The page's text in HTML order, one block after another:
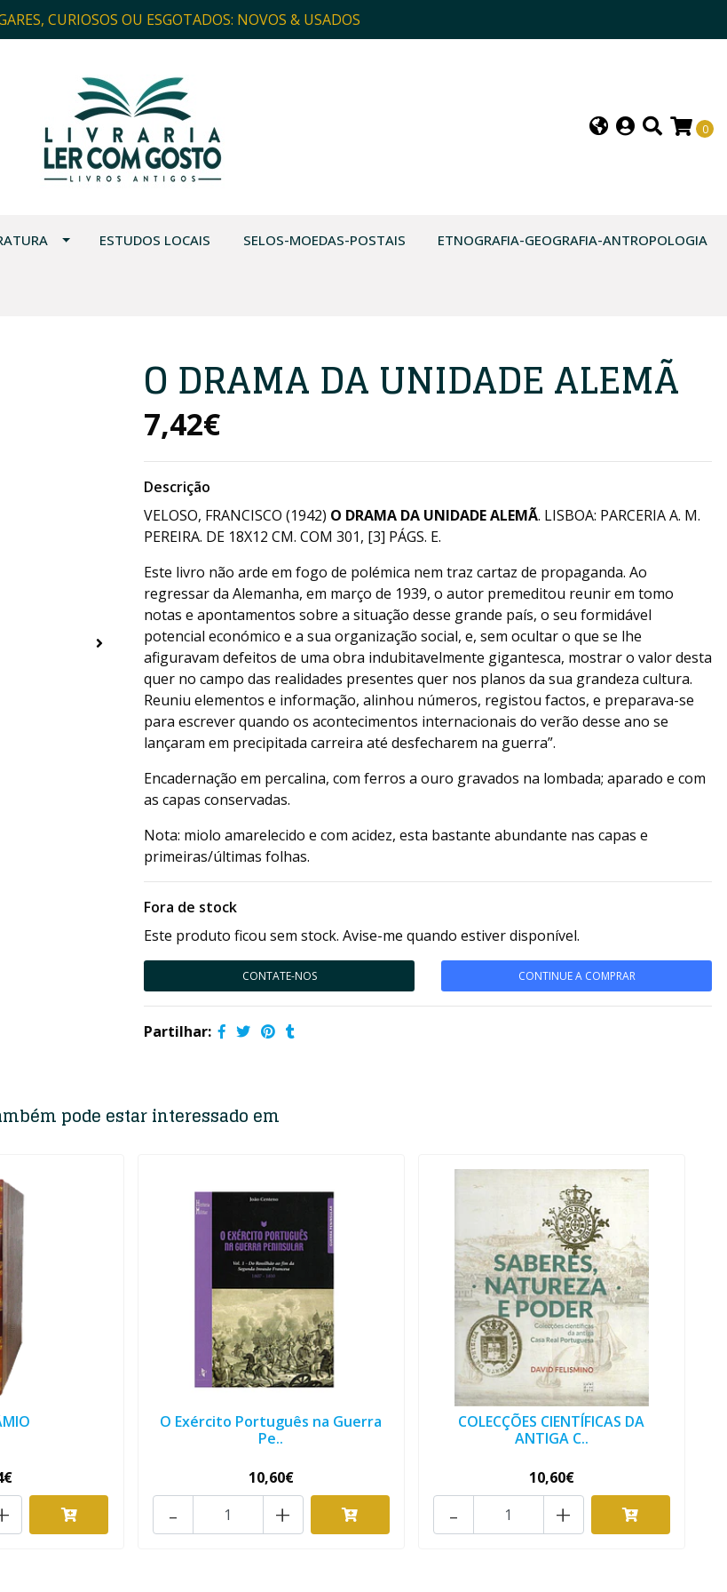
CURIOSOS OU ESGOTADOS: NOVOS & USADOS
0
ESTUDOS LOCAIS SELOS-MOEDAS-POSTAIS ETNOGRAFIA-GEOGRAFIA-ANTROPOLOGIA
O DRAMA DA UNIDADE ALEMÃ
7,42€
Descrição
VELOSO, FRANCISCO (1942) O DRAMA DA UNIDADE ALEMÃ. LISBOA: PARCERIA A. M.
PEREIRA. DE 18X12 CM. COM 301, [3] PÁGS. E.
Este livro não arde em fogo de polémica nem traz cartaz de propaganda. Ao
regressar da Alemanha, em março de 1939, o autor premeditou reunir em tomo
notas e apontamentos sobre a situação desse grande país, o seu formidável
potencial económico e a sua organização social, e, sem ocultar o que se lhe
afiguravam defeitos de uma obra indubitavelmente gigantesca, mostrar o valor desta
quer no campo das realidades presentes quer nos planos da sua grandeza cultura.
Reuniu elementos e informação, alinhou números, registou factos, e preparava-se
para escrever quando os acontecimentos internacionais do verão desse ano se
lançaram em precipitada carreira até desfecharem na guerra”.
Encadernação em percalina, com ferros a ouro gravados na lombada; aparado e com
as capas conservadas.
Nota: miolo amarelecido e com acidez, esta bastante abundante nas capas e
primeiras/últimas folhas.
Fora de stock
Este produto ficou sem stock. Avise-me quando estiver disponível.
CONTATE-NOS CONTINUE A COMPRAR
Partilhar:
pode estar interessado em
O Exército Português na Guerra
Pe..
10,60€
+
-
COLECÇÕES CIENTÍFICAS DA
ANTIGA C..
10,60€
+
-